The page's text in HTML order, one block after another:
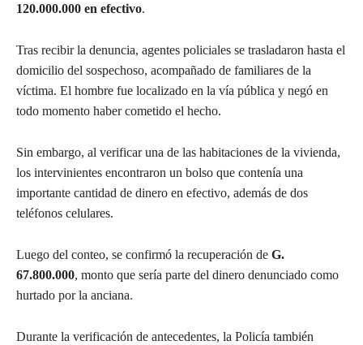
120.000.000 en efectivo.
Tras recibir la denuncia, agentes policiales se trasladaron hasta el
domicilio del sospechoso, acompañado de familiares de la
víctima. El hombre fue localizado en la vía pública y negó en
todo momento haber cometido el hecho.
Sin embargo, al verificar una de las habitaciones de la vivienda,
los intervinientes encontraron un bolso que contenía una
importante cantidad de dinero en efectivo, además de dos
teléfonos celulares.
Luego del conteo, se confirmó la recuperación de G.
67.800.000, monto que sería parte del dinero denunciado como
hurtado por la anciana.
Durante la verificación de antecedentes, la Policía también